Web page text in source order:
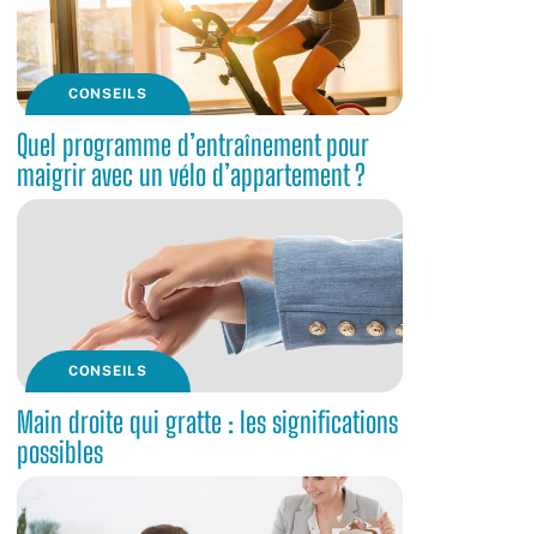
CONSEILS
Quel programme d’entraînement pour
maigrir avec un vélo d’appartement ?
CONSEILS
Main droite qui gratte : les significations
possibles